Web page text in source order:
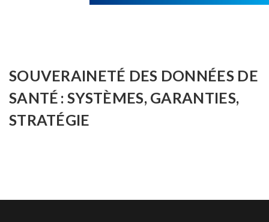
SOUVERAINETÉ DES DONNÉES DE
SANTÉ : SYSTÈMES, GARANTIES,
STRATÉGIE